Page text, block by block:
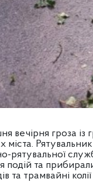
вечірня гроза
міста.
рятувальної
подій та
та трамвайні